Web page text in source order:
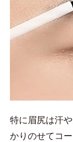
特に眉尻は汗
かりのせてコ